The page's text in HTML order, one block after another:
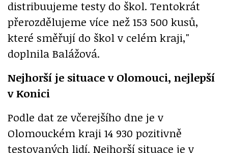
distribuujeme testy do škol. Tentokrát
přerozdělujeme více než 153 500 kusů,
které směřují do škol v celém kraji,"
doplnila Balážová.
Nejhorší je situace v Olomouci, nejlepší
v Konici
Podle dat ze včerejšího dne je v
Olomouckém kraji 14 930 pozitivně
testovaných lidí. Nejhorší situace je v